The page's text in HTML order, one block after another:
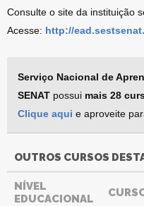
Consulte o site da instituição
Acesse: http://
Serviço Nacional de
SENAT possui mais 28
Clique aqui e aproveite
OUTROS CURSOS
NÍVEL
EDUCACIONAL